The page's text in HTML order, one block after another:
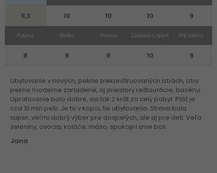
9,3 10 10 10 9
Poloha
8
Bazén
9
Strava
9
Zábava a šport
10
Pre rodiny
9
Ubytovanie v nových, pekne zrekonštruovaných izbách, izby
pekne moderne zariadené, aj priestory reštaurácie, bazénu.
Upratovanie bolo dobré, asi tak 2 krát za celý pobyt. Pláž je
cca 10 min peši. Je to v kopci, tie ubytovania. Strava bola
super, veľmi dobrý výber pre dospelých, ale aj pre deti. Veľa
zeleniny, ovocia, koláče, mäso, spokojní sme boli.
Jana